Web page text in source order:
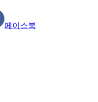
페이스북